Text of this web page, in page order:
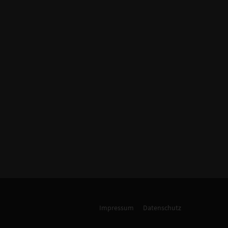
Impressum
Datenschutz